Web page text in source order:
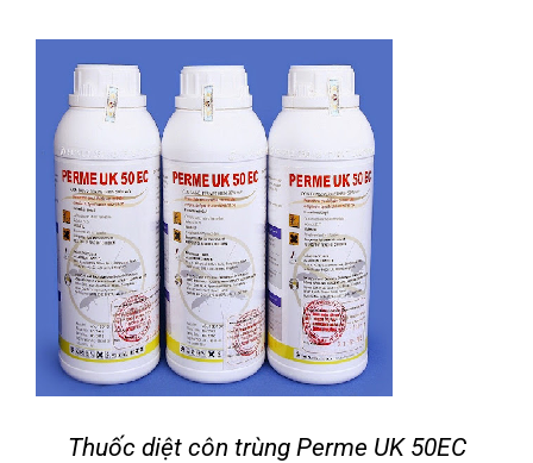
Thuốc diệt côn trùng Perme UK 50EC